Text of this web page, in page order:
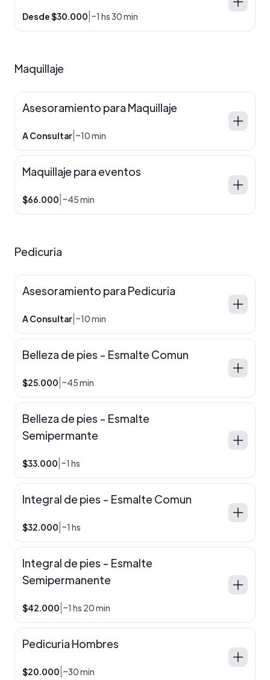
Desde $30.000 ~1 hs 30 min
Maquillaje
Asesoramiento para Maquillaje
A Consultar ~10 min
Maquillaje para eventos
$66.000 ~45 min
Pedicuria
Asesoramiento para Pedicuria
A Consultar ~10 min
Belleza de pies - Esmalte Comun
$25.000 ~45 min
Belleza de pies - Esmalte
Semipermante
$33.000 ~1 hs
Integral de pies - Esmalte Comun
$32.000 ~1 hs
Integral de pies - Esmalte
Semipermanente
$42.000 ~1 hs 20 min
Pedicuria Hombres
$20.000 ~30 min